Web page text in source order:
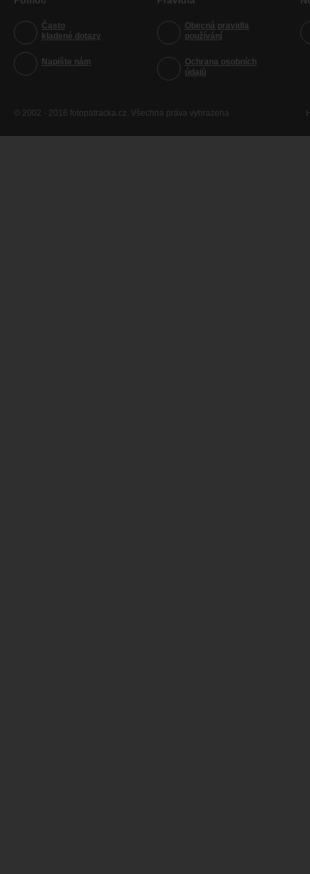
Často
kladené dotazy
Napište nám
Obecná pravidla
používání
Ochrana osobních
údajů
© 2002 - 2016 fotopatracka.cz. Všechna práva vyhrazena